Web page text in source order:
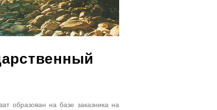
образован на базе заказника на